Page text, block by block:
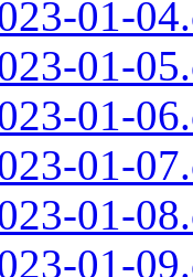
01-
01-
01-
01-
01-
01-